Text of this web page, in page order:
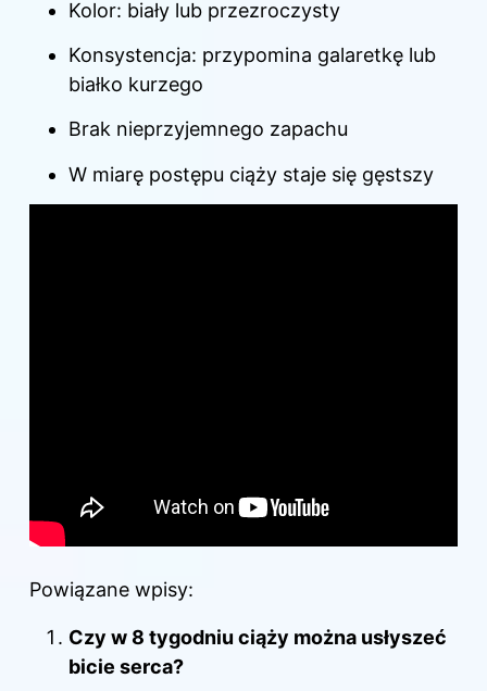
Kolor: biały lub przezroczysty
Konsystencja: przypomina galaretkę lub
białko kurzego
Brak nieprzyjemnego zapachu
W miarę postępu ciąży staje się gęstszy
Powiązane wpisy:
Czy w 8 tygodniu ciąży można usłyszeć
bicie serca?